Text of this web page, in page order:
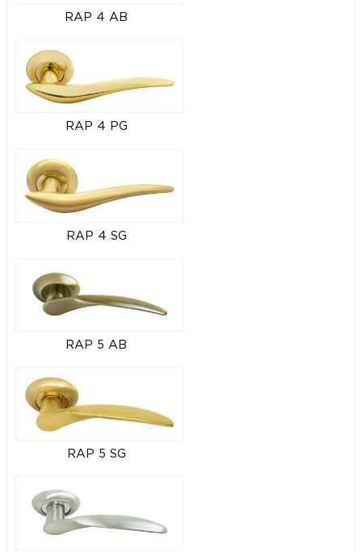
RAP 4 AB
RAP 4 PG
RAP 4 SG
RAP 5 AB
RAP 5 SG